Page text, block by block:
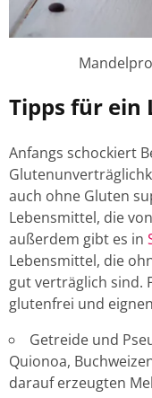
Tipps für ein
Anfangs schockiert
auch ohne Gluten
Lebensmittel, die
außerdem gibt es in
Lebensmittel, die
gut verträglich sind.
glutenfrei und
Getreide und
Quionoa,
darauf erzeugten